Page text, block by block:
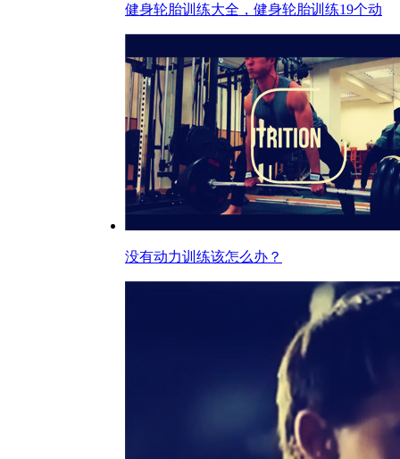
健身轮胎训练大全，健身轮胎训练19个动
没有动力训练该怎么办？